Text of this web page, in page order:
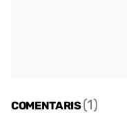
COMENTARIS(1)